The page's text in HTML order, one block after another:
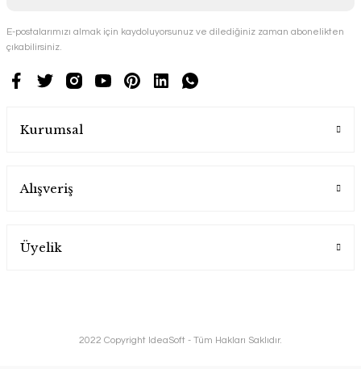
E-postalarımızı almak için kaydoluyorsunuz ve dilediğiniz zaman abonelikten
çıkabilirsiniz.
Kurumsal
Alışveriş
Üyelik
2022 Copyright IdeaSoft - Tüm Hakları Saklıdır.